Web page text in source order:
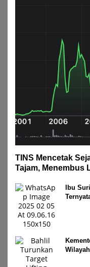
TINS Mencetak
Tajam, Menembus
Ibu